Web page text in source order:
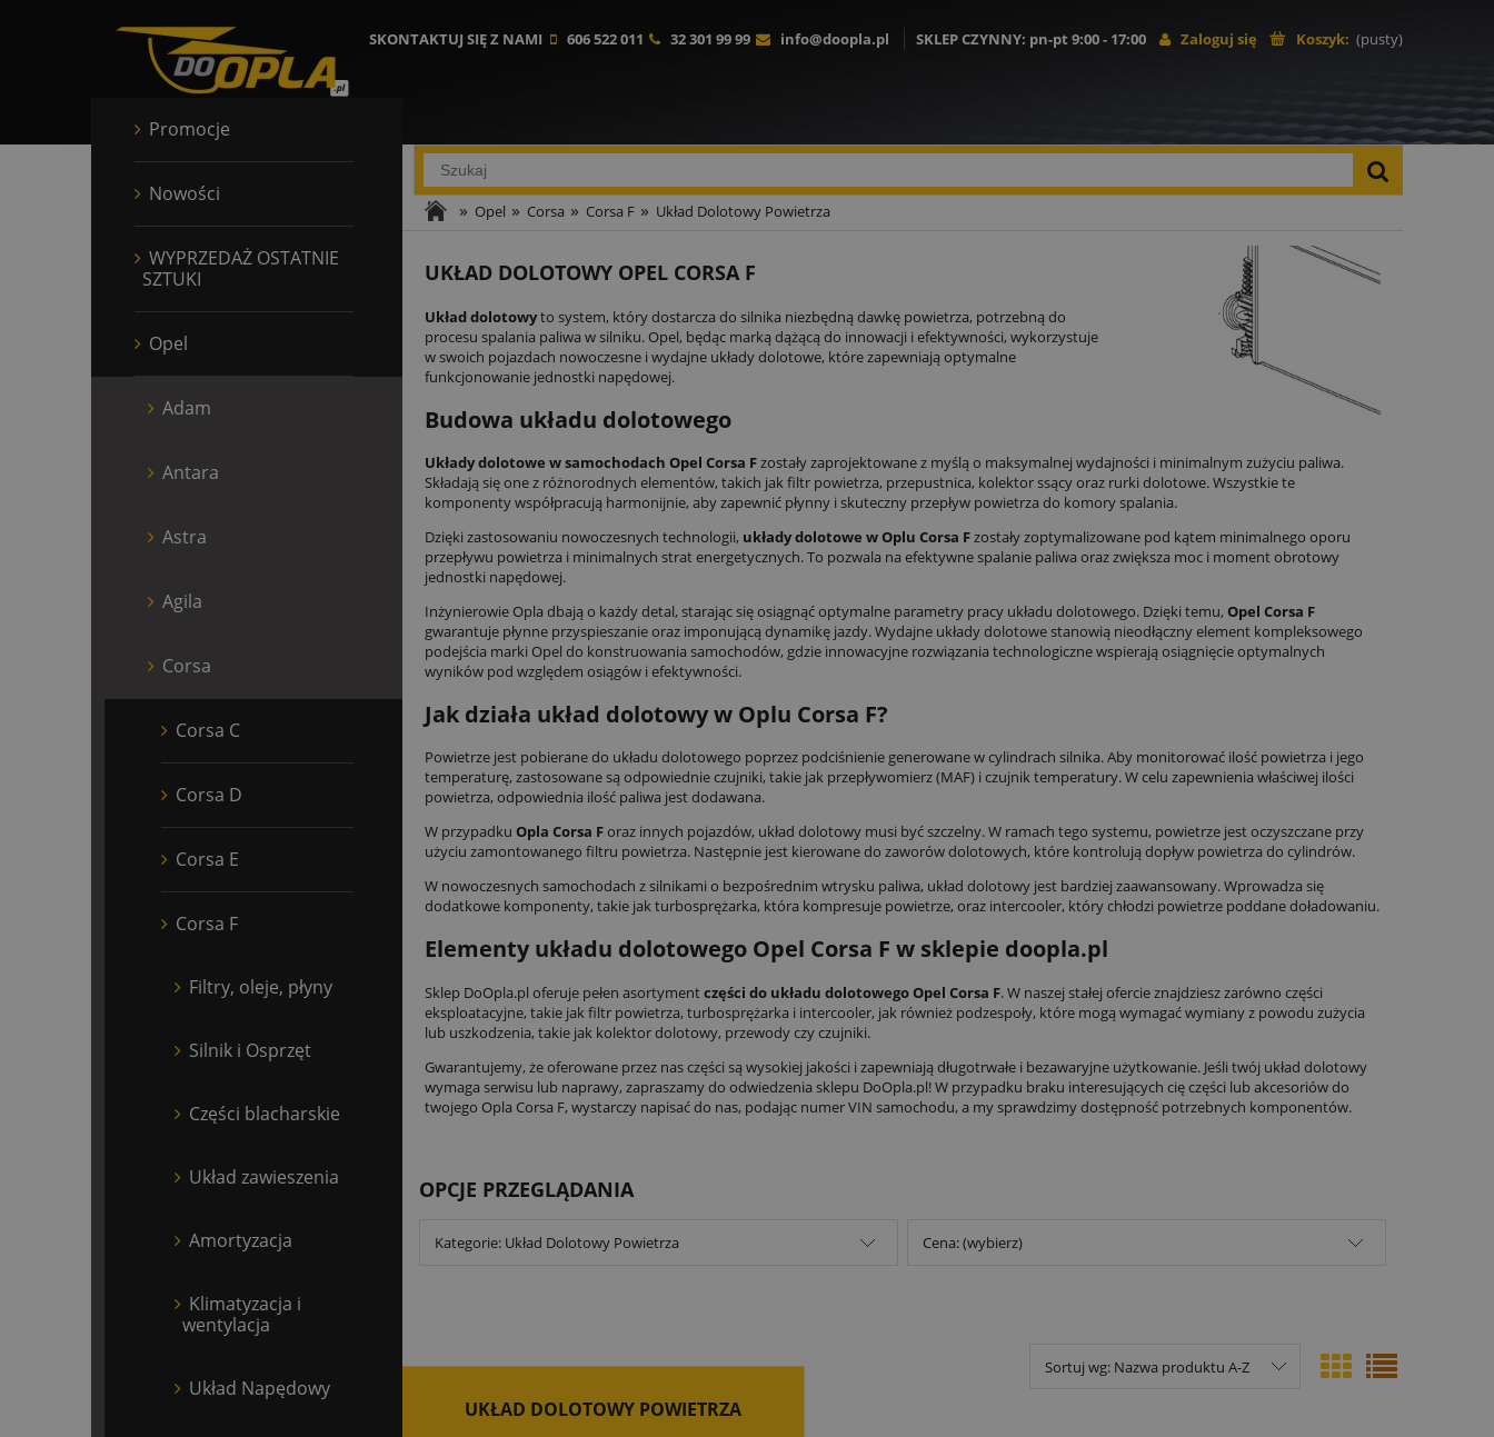
Koszyk: (pusty)
Zaloguj się
SKONTAKTUJ SIĘ Z NAMI 606 522 011 32 301 99 99 info@doopla.pl SKLEP CZYNNY: pn-pt 9:00 - 17:00
» Opel » Corsa » Corsa F » Układ Dolotowy Powietrza
Promocje
Nowości
WYPRZEDAŻ OSTATNIE
SZTUKI
Opel
Adam
Antara
Astra
Agila
Corsa
Corsa C
Corsa D
Corsa E
Corsa F
Filtry, oleje, płyny
Silnik i Osprzęt
Części blacharskie
Układ zawieszenia
Amortyzacja
Klimatyzacja i
wentylacja
Układ Napędowy
UKŁAD DOLOTOWY OPEL CORSA F
Układ dolotowyto system, który dostarcza do silnika niezbędną dawkę powietrza, potrzebną do
procesu spalania paliwa w silniku. Opel, będąc marką dążącą do innowacji i efektywności, wykorzystuje
w swoich pojazdach nowoczesne i wydajne układy dolotowe, które zapewniają optymalne
funkcjonowanie jednostki napędowej.
Budowa układu dolotowego
Układy dolotowe w samochodach Opel Corsa Fzostały zaprojektowane z myślą o maksymalnej wydajności i minimalnym zużyciu paliwa.
Składają się one z różnorodnych elementów, takich jak filtr powietrza, przepustnica, kolektor ssący oraz rurki dolotowe. Wszystkie te
komponenty współpracują harmonijnie, aby zapewnić płynny i skuteczny przepływ powietrza do komory spalania.
Dzięki zastosowaniu nowoczesnych technologii, układy dolotowe w Oplu Corsa Fzostały zoptymalizowane pod kątem minimalnego oporu
przepływu powietrza i minimalnych strat energetycznych. To pozwala na efektywne spalanie paliwa oraz zwiększa moc i moment obrotowy
jednostki napędowej.
Inżynierowie Opla dbają o każdy detal, starając się osiągnąć optymalne parametry pracy układu dolotowego. Dzięki temu, Opel Corsa F
gwarantuje płynne przyspieszanie oraz imponującą dynamikę jazdy. Wydajne układy dolotowe stanowią nieodłączny element kompleksowego
podejścia marki Opel do konstruowania samochodów, gdzie innowacyjne rozwiązania technologiczne wspierają osiągnięcie optymalnych
wyników pod względem osiągów i efektywności.
Jak działa układ dolotowy w Oplu Corsa F?
Powietrze jest pobierane do układu dolotowego poprzez podciśnienie generowane w cylindrach silnika. Aby monitorować ilość powietrza i jego
temperaturę, zastosowane są odpowiednie czujniki, takie jak przepływomierz (MAF) i czujnik temperatury. W celu zapewnienia właściwej ilości
powietrza, odpowiednia ilość paliwa jest dodawana.
W przypadku Opla Corsa Foraz innych pojazdów, układ dolotowy musi być szczelny. W ramach tego systemu, powietrze jest oczyszczane przy
użyciu zamontowanego filtru powietrza. Następnie jest kierowane do zaworów dolotowych, które kontrolują dopływ powietrza do cylindrów.
W nowoczesnych samochodach z silnikami o bezpośrednim wtrysku paliwa, układ dolotowy jest bardziej zaawansowany. Wprowadza się
dodatkowe komponenty, takie jak turbosprężarka, która kompresuje powietrze, oraz intercooler, który chłodzi powietrze poddane doładowaniu.
Elementy układu dolotowego Opel Corsa F w sklepie doopla.pl
Sklep DoOpla.pl oferuje pełen asortymentczęści do układu dolotowego Opel Corsa F. W naszej stałej ofercie znajdziesz zarówno części
eksploatacyjne, takie jak filtr powietrza, turbosprężarka i intercooler, jak również podzespoły, które mogą wymagać wymiany z powodu zużycia
lub uszkodzenia, takie jak kolektor dolotowy, przewody czy czujniki.
Gwarantujemy, że oferowane przez nas części są wysokiej jakości i zapewniają długotrwałe i bezawaryjne użytkowanie. Jeśli twój układ dolotowy
wymaga serwisu lub naprawy, zapraszamy do odwiedzenia sklepu DoOpla.pl! W przypadku braku interesujących cię części lub akcesoriów do
twojego Opla Corsa F, wystarczy napisać do nas, podając numer VIN samochodu, a my sprawdzimy dostępność potrzebnych komponentów.
OPCJE PRZEGLĄDANIA
Kategorie: Układ Dolotowy Powietrza Cena: (wybierz)
UKŁAD DOLOTOWY POWIETRZA
Sortuj wg: Nazwa produktu A-Z